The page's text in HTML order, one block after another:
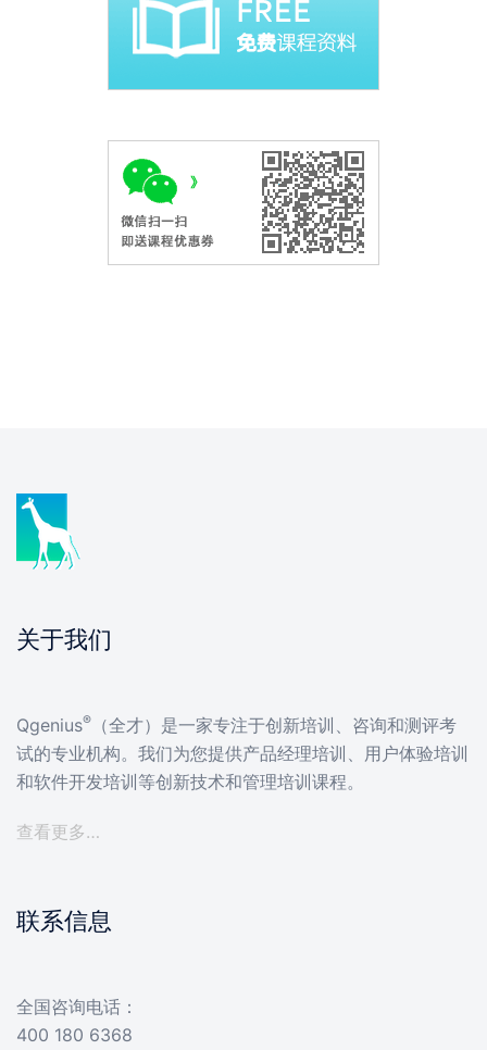
关于我们
Qgenius®
（全才）是一家专注于创新培训、咨询和测评考
试的专业机构。我们为您提供产品经理培训、用户体验培训
和软件开发培训等创新技术和管理培训课程。
查看更多…
联系信息
全国咨询电话：
400 180 6368